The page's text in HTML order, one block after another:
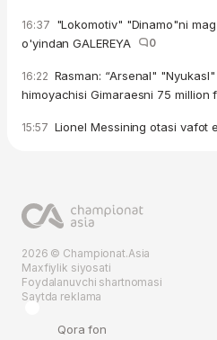
16:37 "Lokomotiv" "Dinamo"ni
o'yindan GALEREYA
0
16:22 Rasman: “Arsenal"
himoyachisi Gimaraesni 75 million
15:57 Lionel Messining otasi vafot
2026 © Championat.Asia
Maxfiylik siyosati
Foydalanuvchi shartnomasi
Saytda reklama
Qora fon